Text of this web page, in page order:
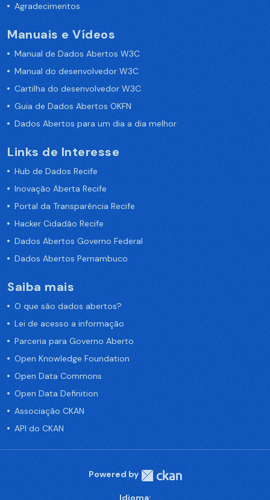
Agradecimentos
Manuais e Vídeos
Manual de Dados Abertos W3C
Manual do desenvolvedor W3C
Cartilha do desenvolvedor W3C
Guia de Dados Abertos OKFN
Dados Abertos para um dia a dia melhor
Links de Interesse
Hub de Dados Recife
Inovação Aberta Recife
Portal da Transparência Recife
Hacker Cidadão Recife
Dados Abertos Governo Federal
Dados Abertos Pernambuco
Saiba mais
O que são dados abertos?
Lei de acesso a informação
Parceria para Governo Aberto
Open Knowledge Foundation
Open Data Commons
Open Data Definition
Associação CKAN
API do CKAN
Powered by
Idioma